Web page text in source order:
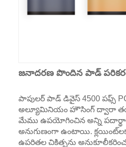
జనాదరణ పొందిన పాడ్
పాపులర్ పాడ్ డివైస్ 4500 పఫ్స్
అల్యూమినియం హౌసింగ్ ద్వారా
మేము ఉపయోగించిన అన్ని
అనుగుణంగా ఉంటాయి.
ఉపరితల చికిత్సను